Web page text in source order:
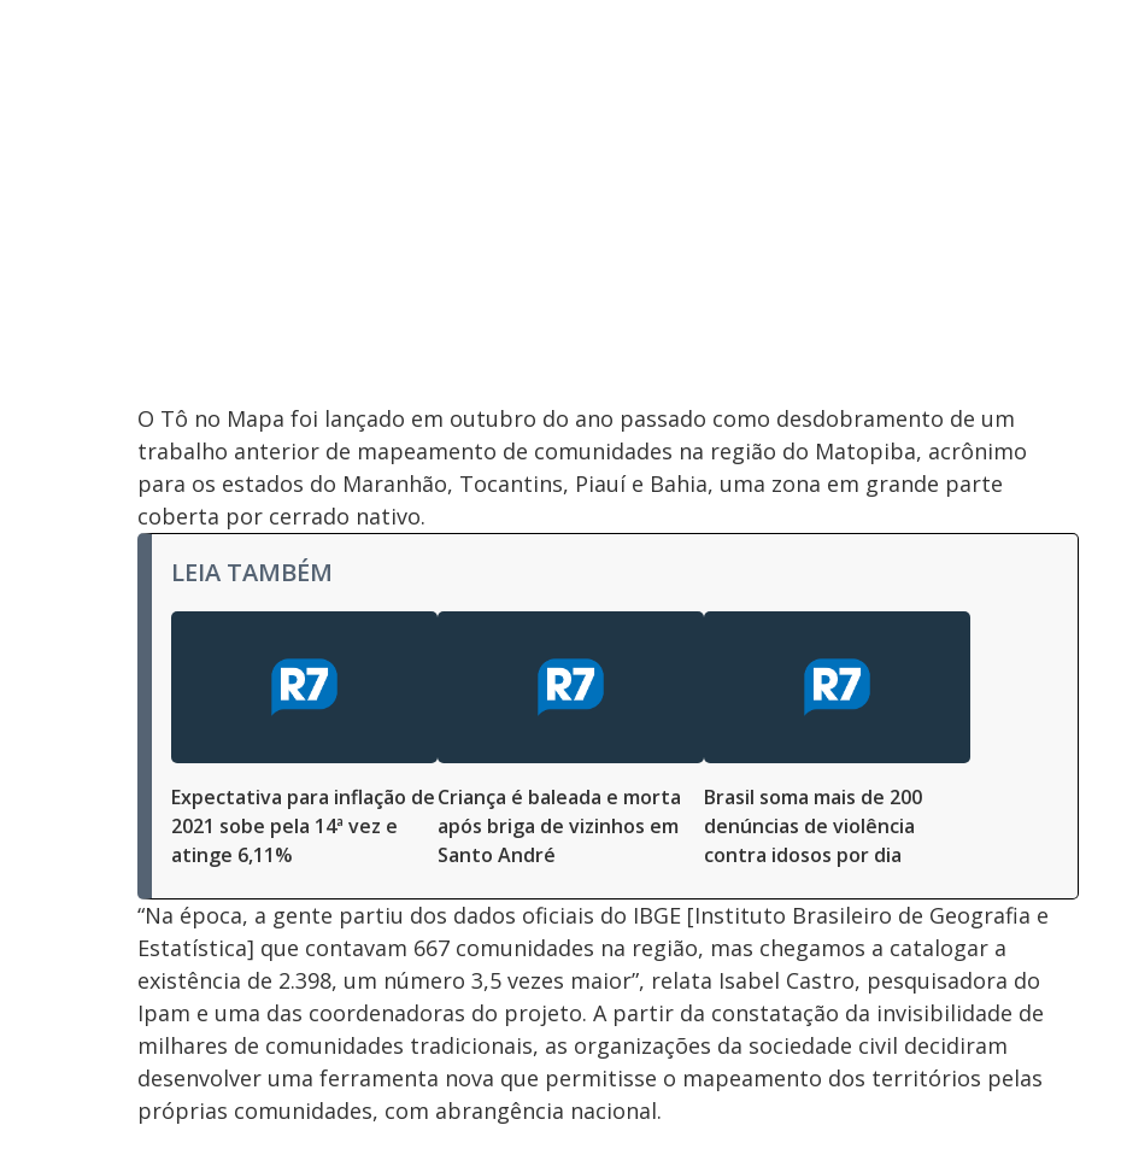
O Tô no Mapa foi lançado em outubro do ano passado como desdobramento de um
trabalho anterior de mapeamento de comunidades na região do Matopiba, acrônimo
para os estados do Maranhão, Tocantins, Piauí e Bahia, uma zona em grande parte
coberta por cerrado nativo.
LEIA TAMBÉM
Expectativa para inflação de
2021 sobe pela 14ª vez e
atinge 6,11%
Criança é baleada e morta
após briga de vizinhos em
Santo André
Brasil soma mais de 200
denúncias de violência
contra idosos por dia
“Na época, a gente partiu dos dados oficiais do IBGE [Instituto Brasileiro de Geografia e
Estatística] que contavam 667 comunidades na região, mas chegamos a catalogar a
existência de 2.398, um número 3,5 vezes maior”, relata Isabel Castro, pesquisadora do
Ipam e uma das coordenadoras do projeto. A partir da constatação da invisibilidade de
milhares de comunidades tradicionais, as organizações da sociedade civil decidiram
desenvolver uma ferramenta nova que permitisse o mapeamento dos territórios pelas
próprias comunidades, com abrangência nacional.